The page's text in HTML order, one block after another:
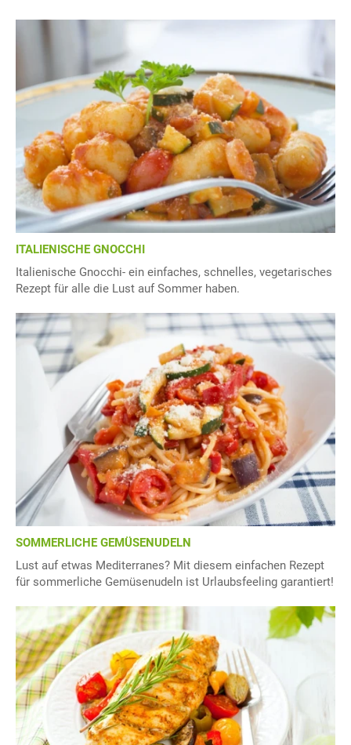
ITALIENISCHE GNOCCHI
Italienische Gnocchi- ein einfaches, schnelles, vegetarisches
Rezept für alle die Lust auf Sommer haben.
SOMMERLICHE GEMÜSENUDELN
Lust auf etwas Mediterranes? Mit diesem einfachen Rezept
für sommerliche Gemüsenudeln ist Urlaubsfeeling garantiert!